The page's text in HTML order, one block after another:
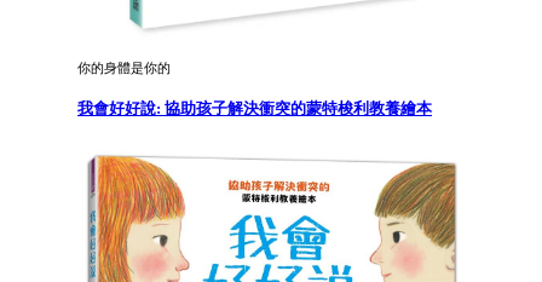
你的身體是你的
我會好好說: 協助孩子解決衝突的蒙特梭利教養繪本